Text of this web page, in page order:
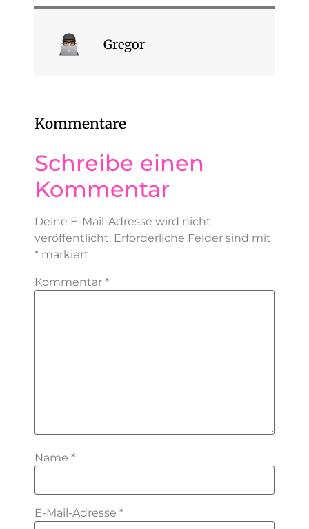
Gregor
Kommentare
Schreibe einen
Kommentar
Deine E-Mail-Adresse wird nicht
veröffentlicht. Erforderliche Felder sind mit
* markiert
Kommentar *
Name *
E-Mail-Adresse *